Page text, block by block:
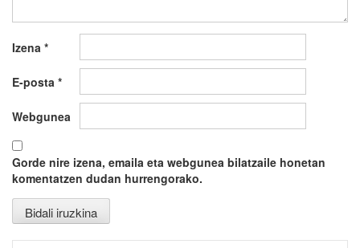
Izena *
E-posta *
Webgunea
Gorde nire izena, emaila eta webgunea bilatzaile honetan
komentatzen dudan hurrengorako.